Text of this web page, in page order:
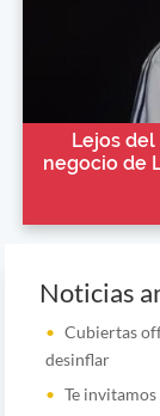
Lejos
negocio de
Noticias
Cubiertas
desinflar
Te